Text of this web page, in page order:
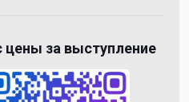
цены за выступление